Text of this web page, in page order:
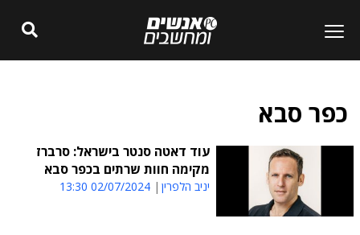
כפר סבא
עוד דאטה סנטר בישראל: סרברז
מקימה חוות שרתים בכפר סבא
יניב הלפרין 02/07/2024 13:30